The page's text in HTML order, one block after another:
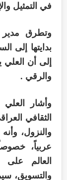
في التمثيل
وتطرق
بدايتها إلى
إلى أن العلي
والرقي .
وأشار
الثقافي
والنزول،
عربياً،
العالم
والتسويق،